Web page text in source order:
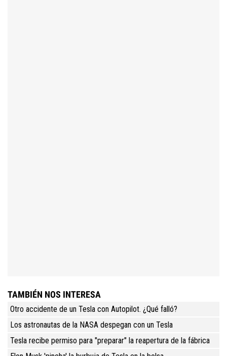
TAMBIÉN NOS INTERESA
Otro accidente de un Tesla con Autopilot. ¿Qué falló?
Los astronautas de la NASA despegan con un Tesla
Tesla recibe permiso para "preparar" la reapertura de la fábrica